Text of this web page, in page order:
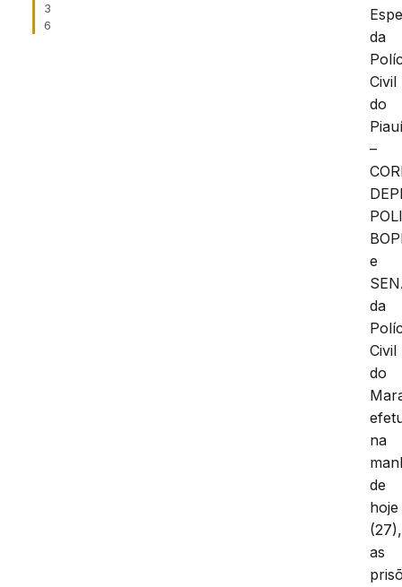
3
6
da
Civil
do
–
e
da
Civil
do
na
de
hoje
(27),
as